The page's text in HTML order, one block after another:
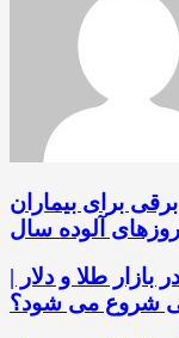
برای بیماران
آلوده سال
بازار طلا و دلار |
شروع می شود؟